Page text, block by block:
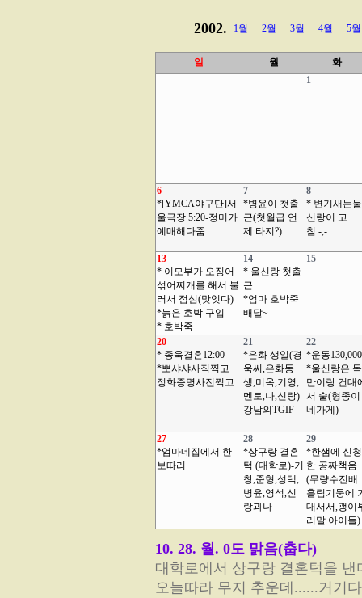
2002. 1월 2월 3월 4월 5월
일 월
화
1
6
*[YMCA야구단]서
울극장 5:20-정미가
예매해다줌
7
*병윤이 첫출
근(첫월급 언
제 타지?)
8
* 변기새는물
신랑이 고
침.-,-
13
* 이모부가 오징어
섞어찌개를 해서 불
러서 점심(맛잇다)
*늙은 호박 구입
* 호박죽
14
* 울신랑 첫출
근
*엄마 호박죽
배달~
15
20
* 종욱결혼12:00
*뽀샤샤사직찍고
정화증명사진찍고
21
*은화 생일(경
욱씨,은화동
생,미옥,기영,
멘토,나,신랑)
강남의TGIF
22
*운동130,000
*울신랑은 목
만이랑 건대
서 술(형종이
네가게)
27
*엄마네집에서 한
보따리
28
*상구랑 결혼
턱 (대학로)-기
창,준형,성택,
병윤,영석,신
랑과나
29
*한샘에 신청
한 공짜책옴
(무량수전배
흘림기둥에
대서서,괭이
리말 아이들)
10. 28. 월. 0도 맑음(춥다)
대학로에서 상구랑 결혼턱을 낸
오늘따라 무지 추운데......거기